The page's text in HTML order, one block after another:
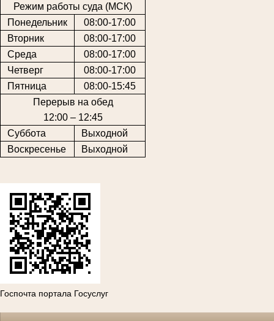
Режим работы суда (МСК)
Понедельник
08:00-17:00
Вторник
08:00-17:00
Среда
08:00-17:00
Четверг
08:00-17:00
Пятница
08:00-15:45
Перерыв на обед
12:00 – 12:45
Суббота
Выходной
Воскресенье
Выходной
Госпочта портала Госуслуг